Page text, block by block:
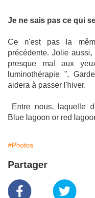
Je ne sais pas ce qui
Ce n'est pas la
précédente. Jolie
presque mal aux
luminothérapie ".
aidera à passer l'hiver.
Entre nous, laquelle
Blue lagoon or red
#Photos
Partager